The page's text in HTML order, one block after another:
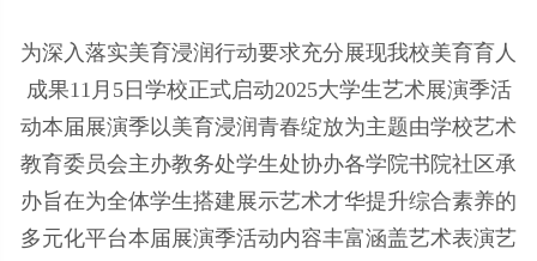
为深入落实美育浸润行动要求充分展现我校美育育人
成果11月5日学校正式启动2025大学生艺术展演季活
动本届展演季以美育浸润青春绽放为主题由学校艺术
教育委员会主办教务处学生处协办各学院书院社区承
办旨在为全体学生搭建展示艺术才华提升综合素养的
多元化平台本届展演季活动内容丰富涵盖艺术表演艺